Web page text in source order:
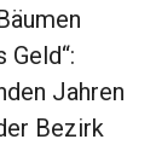
Jahren
Bezirk